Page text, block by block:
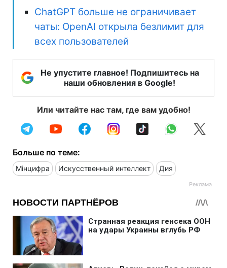
ChatGPT больше не ограничивает
чаты: OpenAI открыла безлимит для
всех пользователей
Не упустите главное! Подпишитесь на
наши обновления в Google!
Или читайте нас там, где вам удобно!
Больше по теме:
Мінцифра Искусственный интеллект Дия